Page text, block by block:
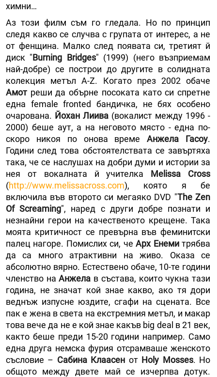
химни…
Аз този филм съм го гледала. Но по принцип
следя какво се случва с групата от интерес, а не
от фенщина. Малко след появата си, третият й
диск "Burning Bridges" (1999) (него възприемам
най-добре) се построи до другите в солидната
колекция метъл A-Z. Когато през 2002 обаче
Амот реши да обърне посоката като си спретне
една female fronted бандичка, не бях особено
очарована. Йохан Лиива (вокалист между 1996 -
2000) беше аут, а на неговото място - една по-
скоро никоя по онова времеАнжела Гасоу.
Години след това обстоятелствата се завъртяха
така, че се наслушах на добри думи и истории за
нея от вокалната й учителка Melissa Cross
(http://www.melissacross.com), която я бе
включила във второто си мегаяко DVD "The Zen
Of Screaming", наред с други добре познати и
незнайни герои на качественото крещене. Така
моята критичност се превърна във феминитски
палец нагоре. Помислих си, чеАрх Енемитрябва
да са много атрактивни на живо. Оказа се
абсолютно вярно. Естествено обаче, 10-те години
членство наАнжела в състава, които чукна тази
година, не значат кой знае какво, ако тя дори
веднъж изпусне юздите, сгафи на сцената. Все
пак е жена в света на екстремния метъл, и макар
това вече да не е кой знае какъв big deal в 21 век,
както беше преди 15-20 години например. Само
една друга немска фурия отсрамваше женското
съсловие – Сабина Клаасен от Holy Mosses. Но
общото между двете май се изчерпва дотук.